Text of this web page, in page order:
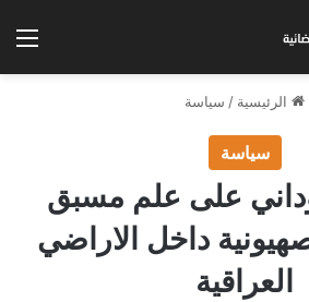
الرئيسية / سياسة
سياسة
على علم مسبق
داخل الاراضي
العراقية